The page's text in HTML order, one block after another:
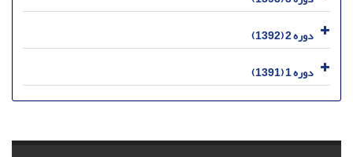
دوره 2 (1392)
دوره 1 (1391)